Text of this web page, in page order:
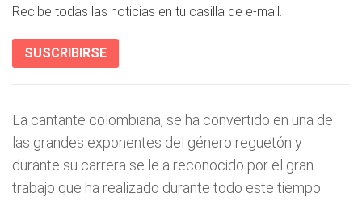
Recibe todas las noticias en tu casilla de e-mail.
SUSCRIBIRSE
La cantante colombiana, se ha convertido en una de
las grandes exponentes del género reguetón y
durante su carrera se le a reconocido por el gran
trabajo que ha realizado durante todo este tiempo.